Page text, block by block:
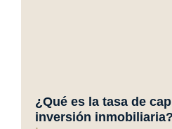
¿Qué es la tasa de
inversión inmobiliaria?